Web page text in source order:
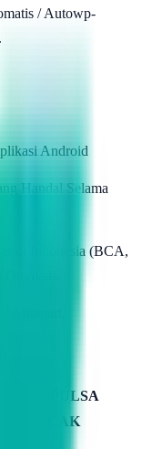
/ Autowp-
Android
Handal Selama
di Indonesia (BCA,
Alfamart.
PULSA
PUNCAK